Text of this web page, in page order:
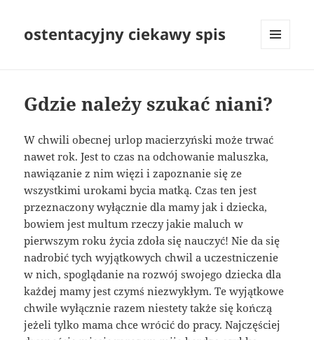
ostentacyjny ciekawy spis
Gdzie należy szukać niani?
W chwili obecnej urlop macierzyński może trwać
nawet rok. Jest to czas na odchowanie maluszka,
nawiązanie z nim więzi i zapoznanie się ze
wszystkimi urokami bycia matką. Czas ten jest
przeznaczony wyłącznie dla mamy jak i dziecka,
bowiem jest multum rzeczy jakie maluch w
pierwszym roku życia zdoła się nauczyć! Nie da się
nadrobić tych wyjątkowych chwil a uczestniczenie
w nich, spoglądanie na rozwój swojego dziecka dla
każdej mamy jest czymś niezwykłym. Te wyjątkowe
chwile wyłącznie razem niestety także się kończą
jeżeli tylko mama chce wrócić do pracy. Najczęściej